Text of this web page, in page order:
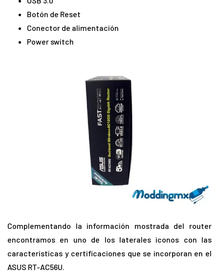
Botón de Reset
Conector de alimentación
Power switch
Complementando la información mostrada del router
encontramos en uno de los laterales iconos con las
características y certificaciones que se incorporan en el
ASUS RT-AC56U.